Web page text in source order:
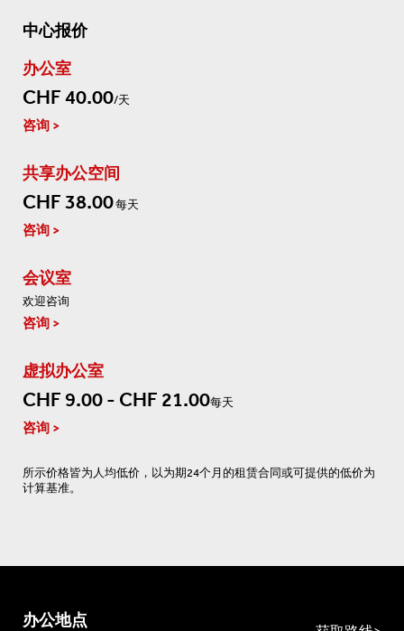
中心报价
办公室
CHF 40.00/天
咨询
共享办公空间
CHF 38.00每天
咨询
会议室
欢迎咨询
咨询
虚拟办公室
CHF 9.00 - CHF 21.00每天
咨询
所示价格皆为人均低价，以为期24个月的租赁合同或可提供的低价为
计算基准。
办公地点